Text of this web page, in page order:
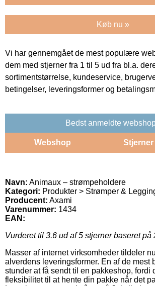
Køb nu »
Vi har gennemgået de mest populære
dem med stjerner fra 1 til 5 ud fra bl.a.
sortimentstørrelse, kundeservice,
betingelser, leveringsformer og
Bedst anmeldte
Webshop Stjerner
Navn: Animaux – strømpeholdere
Kategori: Produkter > Strømper &
Producent: Axami
Varenummer: 1434
EAN:
Vurderet til 3.6 ud af 5 stjerner baseret på
Masser af internet virksomheder tildeler
alverdens leveringsformer. En af de mest
stunder at få sendt til en pakkeshop, fordi
fleksibilitet til at hente din pakke når det